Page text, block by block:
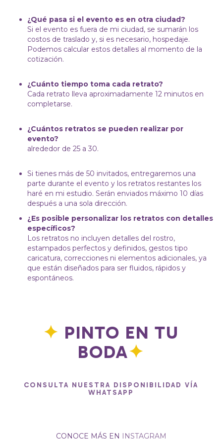
¿Qué pasa si el evento es en otra ciudad?
Si el evento es fuera de mi ciudad, se sumarán los
costos de traslado y, si es necesario, hospedaje.
Podemos calcular estos detalles al momento de la
cotización.
¿Cuánto tiempo toma cada retrato?
Cada retrato lleva aproximadamente 12 minutos en
completarse.
¿Cuántos retratos se pueden realizar por
evento?
alrededor de 25 a 30.
Si tienes más de 50 invitados, entregaremos una
parte durante el evento y los retratos restantes los
haré en mi estudio. Serán enviados máximo 10 días
después a una sola dirección.
¿Es posible personalizar los retratos con detalles
específicos?
Los retratos no incluyen detalles del rostro,
estampados perfectos y definidos, gestos tipo
caricatura, correcciones ni elementos adicionales, ya
que están diseñados para ser fluidos, rápidos y
espontáneos.
✦ PINTO EN TU
BODA✦
CONSULTA NUESTRA DISPONIBILIDAD VÍA
WHATSAPP
CONOCE MÁS EN INSTAGRAM